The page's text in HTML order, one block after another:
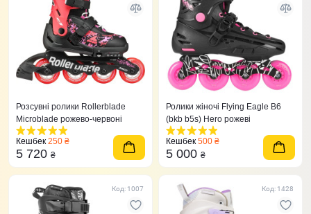
Розсувні ролики Rollerblade
Microblade рожево-червоні
Кешбек 250 ₴
5 720 ₴
Ролики жіночі Flying Eagle B6
(bkb b5s) Hero рожеві
Кешбек 500 ₴
5 000 ₴
Код: 1007 Код: 1428